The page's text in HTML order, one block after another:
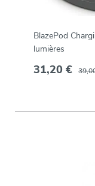
BlazePod
lumières
31,20 €